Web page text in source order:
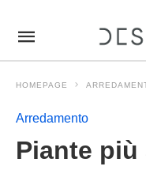
designmagit
/articolo/piante-
adatte-
creare-
pergolato/183315/amp/
HOMEPAGE
Arredamento
Piante più